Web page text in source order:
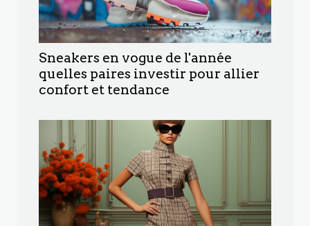
Sneakers en vogue de l'année
quelles paires investir pour allier
confort et tendance